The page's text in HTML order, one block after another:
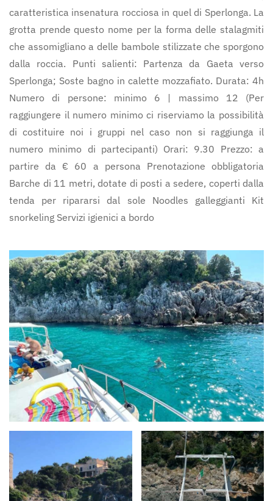
caratteristica insenatura rocciosa in quel di Sperlonga. La
grotta prende questo nome per la forma delle stalagmiti
che assomigliano a delle bambole stilizzate che sporgono
dalla roccia. Punti salienti: Partenza da Gaeta verso
Sperlonga; Soste bagno in calette mozzafiato. Durata: 4h
Numero di persone: minimo 6 | massimo 12 (Per
raggiungere il numero minimo ci riserviamo la possibilità
di costituire noi i gruppi nel caso non si raggiunga il
numero minimo di partecipanti) Orari: 9.30 Prezzo: a
partire da € 60 a persona Prenotazione obbligatoria
Barche di 11 metri, dotate di posti a sedere, coperti dalla
tenda per ripararsi dal sole Noodles galleggianti Kit
snorkeling Servizi igienici a bordo